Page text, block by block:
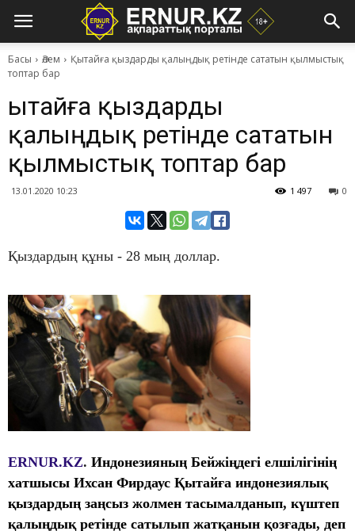
Басы Әлем
Қытайға қыздарды қалыңдық ретінде сататын қылмыстық
топтар бар
Қытайға қыздарды
қалыңдық ретінде сататын
қылмыстық топтар бар
13.01.2020 10:23 0
1 497
Қыздардың құны - 28 мың доллар.
ERNUR.KZ. Индонезияның Бейжіңдегі елшілігінің
хатшысы Ихсан Фирдаус Қытайға индонезиялық
қыздардың заңсыз жолмен тасымалданып, күштеп
қалыңдық ретінде сатылып жатқанын қозғады, деп